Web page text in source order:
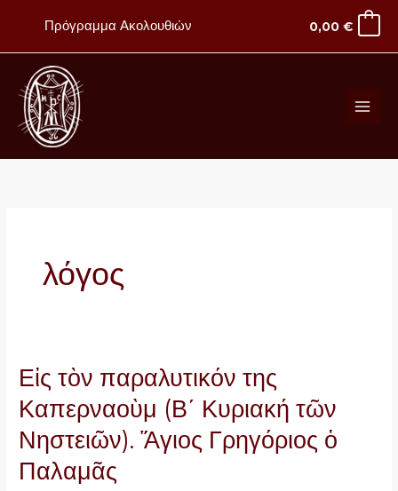
περιεχόμενο
Πρόγραμμα Ακολουθιών 0,00 €
λόγος
Εἰς τὸν παραλυτικόν της
Καπερναοὺμ (Β΄ Κυριακή τῶν
Νηστειῶν). Ἅγιος Γρηγόριος ὁ
Παλαμᾶς
Εἰς
παραλυτικόν
της
Καπερναοὺμ
(Β΄